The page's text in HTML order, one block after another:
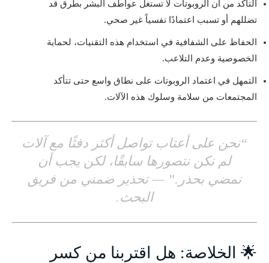
التأكد من أن الروبوتات لا تستغل عواطف البشر بطرق قد
تضللهم أو تسبب اعتمادًا نفسياً غير صحي.
الحفاظ على الشفافية في استخدام هذه التقنيات، لحماية
الخصوصية وعدم التلاعب.
التمهل في اعتماد الروبوتات على نطاق واسع حتى تتأكد
المجتمعات من سلامة وسلوك هذه الآلات.
“نحن على أعتاب تواصل أكثر دفئًا مع آلات
لم نكن نتصورها سابقًا، لكن يجب أن
نمضي بحذر.” — تحذير ضمني من فريق
البحث.
🌟 الخلاصة: هل اقتربنا من كسر